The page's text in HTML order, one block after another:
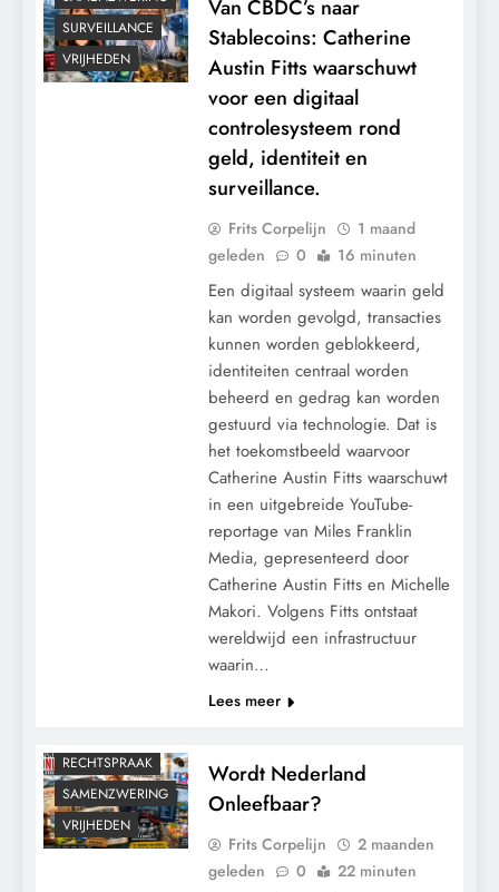
SURVEILLANCE
VRIJHEDEN
Van CBDC’s naar
Stablecoins: Catherine
Austin Fitts waarschuwt
voor een digitaal
controlesysteem rond
geld, identiteit en
surveillance.
Frits Corpelijn
1 maand
geleden
0 16 minuten
Een digitaal systeem waarin geld
kan worden gevolgd, transacties
kunnen worden geblokkeerd,
identiteiten centraal worden
beheerd en gedrag kan worden
gestuurd via technologie. Dat is
het toekomstbeeld waarvoor
Catherine Austin Fitts waarschuwt
in een uitgebreide YouTube-
reportage van Miles Franklin
Media, gepresenteerd door
Catherine Austin Fitts en Michelle
Makori. Volgens Fitts ontstaat
wereldwijd een infrastructuur
waarin…
Lees meer
RECHTSPRAAK
SAMENZWERING
VRIJHEDEN
Wordt Nederland
Onleefbaar?
Frits Corpelijn
2 maanden
geleden
0 22 minuten